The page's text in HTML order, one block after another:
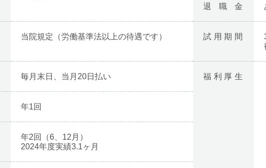
退職金
当院規定（労働基準法以上の待遇です） 試用期間
毎月末日、当月20日払い 福利厚生
年1回
年2回（6、12月）
2024年度実績3.1ヶ月